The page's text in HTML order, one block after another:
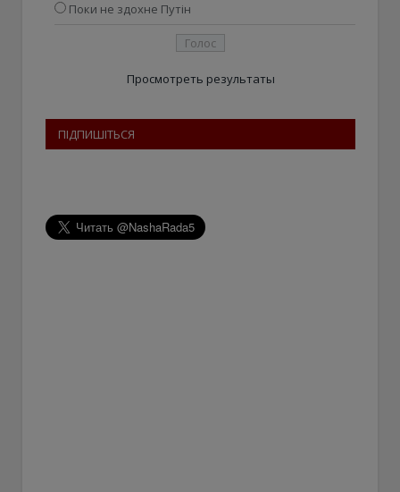
Поки не здохне Путін
Просмотреть результаты
ПІДПИШІТЬСЯ